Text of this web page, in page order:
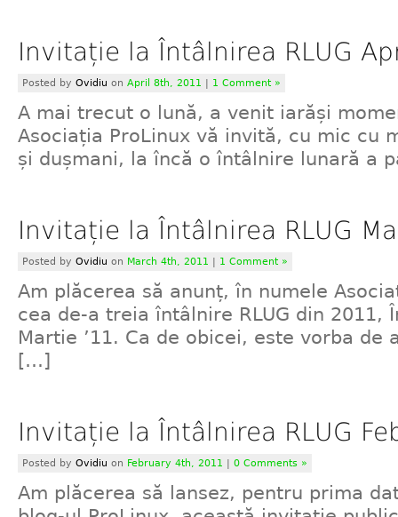
Invitație la Întâlnirea RLUG
Posted by Ovidiu on April 8th, 2011 | 1 Comment »
A mai trecut o lună, a venit iarăși
Asociația ProLinux vă invită, cu mic cu
și dușmani, la încă o întâlnire lunară a
Invitație la Întâlnirea RLUG
Posted by Ovidiu on March 4th, 2011 | 1 Comment »
Am plăcerea să anunț, în numele
cea de-a treia întâlnire RLUG din 2011,
Martie ’11. Ca de obicei, este vorba de
[…]
Invitație la Întâlnirea RLUG
Posted by Ovidiu on February 4th, 2011 | 0 Comments »
Am plăcerea să lansez, pentru prima